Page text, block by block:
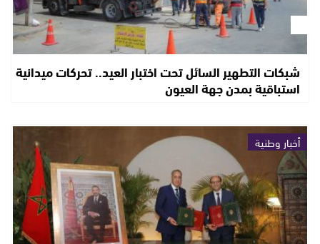
شبكات التطهير السائل تحت اختبار العيد.. تحركات ميدانية
استباقية بمدن جهة العيون
أخبار وطنية